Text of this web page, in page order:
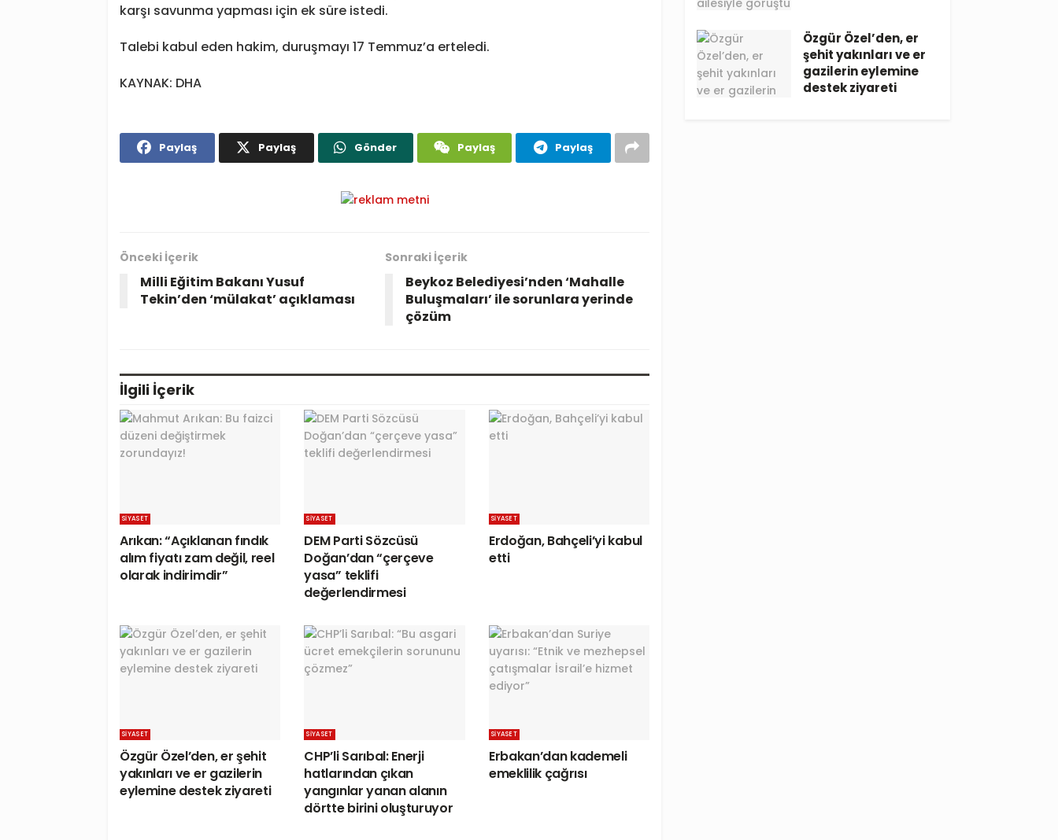
karşı savunma yapması için ek süre istedi.
Talebi kabul eden hakim, duruşmayı 17 Temmuz’a erteledi.
KAYNAK: DHA
Paylaş Paylaş Gönder Paylaş Paylaş
Önceki İçerik
Milli Eğitim Bakanı Yusuf
Tekin’den ‘mülakat’ açıklaması
Sonraki İçerik
Beykoz Belediyesi’nden ‘Mahalle
Buluşmaları’ ile sorunlara yerinde
çözüm
İlgili İçerik
SIYASET
Arıkan: “Açıklanan fındık
alım fiyatı zam değil, reel
olarak indirimdir”
SIYASET
DEM Parti Sözcüsü
Doğan’dan “çerçeve
yasa” teklifi
değerlendirmesi
SIYASET
Erdoğan, Bahçeli’yi kabul
etti
SIYASET
Özgür Özel’den, er şehit
yakınları ve er gazilerin
eylemine destek ziyareti
SIYASET
CHP’li Sarıbal: Enerji
hatlarından çıkan
yangınlar yanan alanın
dörtte birini oluşturuyor
SIYASET
Erbakan’dan kademeli
emeklilik çağrısı
Özgür Özel’den, er
şehit yakınları ve er
gazilerin eylemine
destek ziyareti